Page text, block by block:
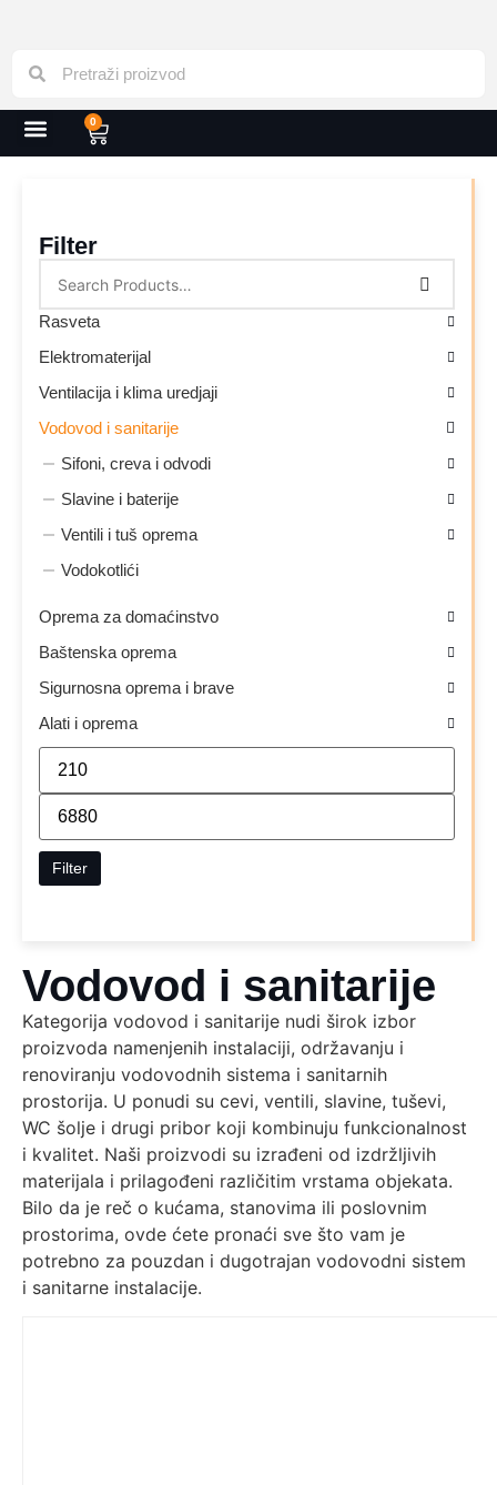
0
Filter
Rasveta
Elektromaterijal
Ventilacija i klima uredjaji
Vodovod i sanitarije
Sifoni, creva i odvodi
Slavine i baterije
Ventili i tuš oprema
Vodokotlići
Oprema za domaćinstvo
Baštenska oprema
Sigurnosna oprema i brave
Alati i oprema
Filter
Vodovod i sanitarije
Kategorija vodovod i sanitarije nudi širok izbor
proizvoda namenjenih instalaciji, održavanju i
renoviranju vodovodnih sistema i sanitarnih
prostorija. U ponudi su cevi, ventili, slavine, tuševi,
WC šolje i drugi pribor koji kombinuju funkcionalnost
i kvalitet. Naši proizvodi su izrađeni od izdržljivih
materijala i prilagođeni različitim vrstama objekata.
Bilo da je reč o kućama, stanovima ili poslovnim
prostorima, ovde ćete pronaći sve što vam je
potrebno za pouzdan i dugotrajan vodovodni sistem
i sanitarne instalacije.